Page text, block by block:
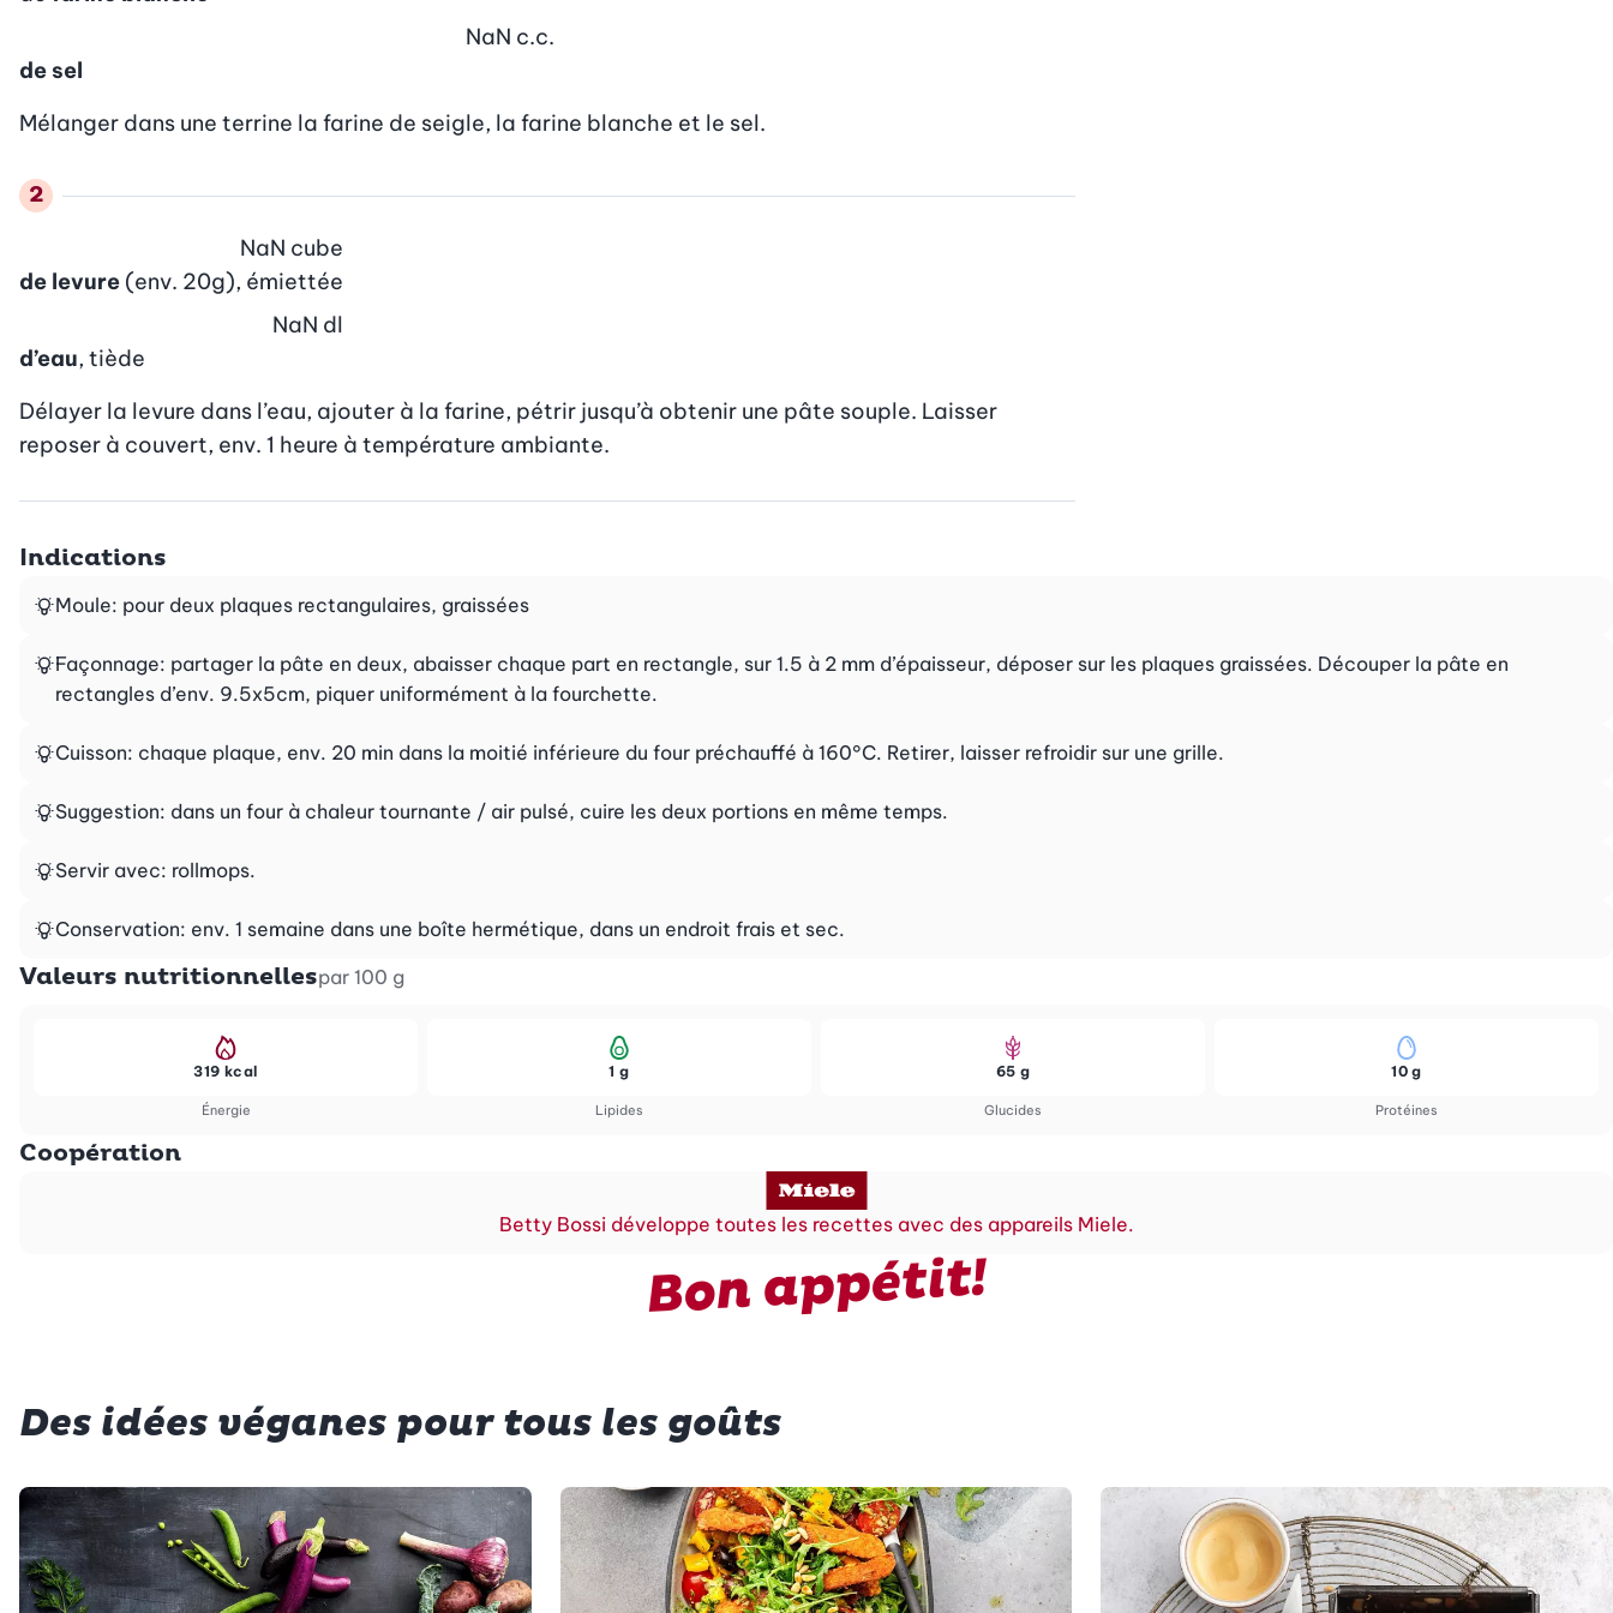
de sel
NaN c.c.
Mélanger dans une terrine la farine de seigle, la farine blanche et le sel.
de levure (env. 20g), émiettée
NaN cube
d’eau, tiède
NaN dl
Délayer la levure dans l’eau, ajouter à la farine, pétrir jusqu’à obtenir une pâte souple. Laisser
reposer à couvert, env. 1 heure à température ambiante.
Indications
Moule: pour deux plaques rectangulaires, graissées
Façonnage: partager la pâte en deux, abaisser chaque part en rectangle, sur 1.5 à 2 mm d’épaisseur, déposer sur les plaques graissées. Découper la pâte en
rectangles d’env. 9.5x5cm, piquer uniformément à la fourchette.
Cuisson: chaque plaque, env. 20 min dans la moitié inférieure du four préchauffé à 160°C. Retirer, laisser refroidir sur une grille.
Suggestion: dans un four à chaleur tournante / air pulsé, cuire les deux portions en même temps.
Servir avec: rollmops.
Conservation: env. 1 semaine dans une boîte hermétique, dans un endroit frais et sec.
Valeurs nutritionnellespar 100 g
Énergie
319 kcal
Lipides
1 g
Glucides
65 g
Protéines
10 g
Coopération
Betty Bossi développe toutes les recettes avec des appareils Miele.
Bon appétit!
Des idées véganes pour tous les goûts